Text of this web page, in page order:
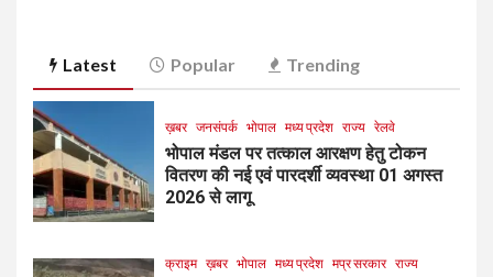
Latest Popular Trending
ख़बर जनसंपर्क भोपाल मध्य प्रदेश राज्य रेलवे
भोपाल मंडल पर तत्काल आरक्षण हेतु टोकन
वितरण की नई एवं पारदर्शी व्यवस्था 01 अगस्त
2026 से लागू
क्राइम ख़बर भोपाल मध्य प्रदेश मप्र सरकार राज्य